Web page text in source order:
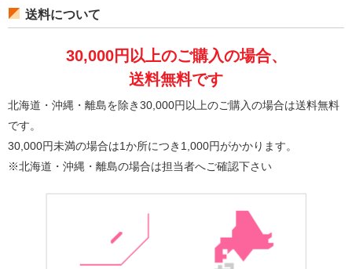
送料について
30,000円以上のご購入の場合、
送料無料です
北海道・沖縄・離島を除き30,000円以上のご購入の場合は送料無料
です。
30,000円未満の場合は1か所につき1,000円がかかります。
※北海道・沖縄・離島の場合は担当者へご確認下さい